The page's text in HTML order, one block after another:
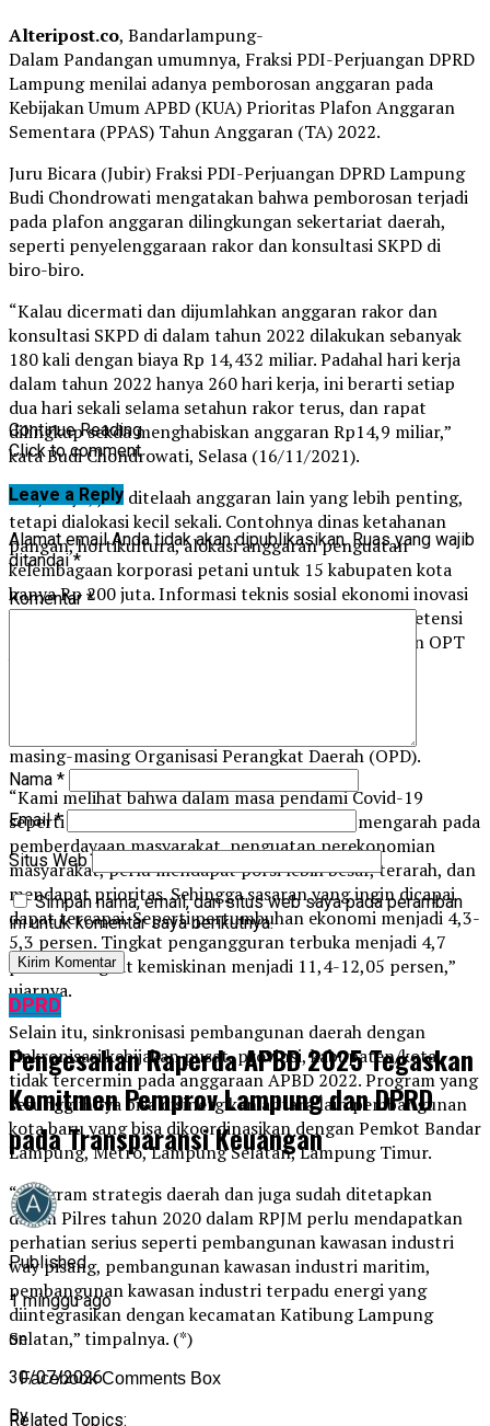
Alteripost.co, Bandarlampung-
Dalam Pandangan umumnya, Fraksi PDI-Perjuangan DPRD
Lampung menilai adanya pemborosan anggaran pada
Kebijakan Umum APBD (KUA) Prioritas Plafon Anggaran
Sementara (PPAS) Tahun Anggaran (TA) 2022.
Juru Bicara (Jubir) Fraksi PDI-Perjuangan DPRD Lampung
Budi Chondrowati mengatakan bahwa pemborosan terjadi
pada plafon anggaran dilingkungan sekertariat daerah,
seperti penyelenggaraan rakor dan konsultasi SKPD di
biro-biro.
“Kalau dicermati dan dijumlahkan anggaran rakor dan
konsultasi SKPD di dalam tahun 2022 dilakukan sebanyak
180 kali dengan biaya Rp 14,432 miliar. Padahal hari kerja
dalam tahun 2022 hanya 260 hari kerja, ini berarti setiap
dua hari sekali selama setahun rakor terus, dan rapat
dilingkup sekda menghabiskan anggaran Rp14,9 miliar,”
kata Budi Chondrowati, Selasa (16/11/2021).
Lanjutnya, jika ditelaah anggaran lain yang lebih penting,
tetapi dialokasi kecil sekali. Contohnya dinas ketahanan
pangan, hortikultura, alokasi anggaran penguatan
kelembagaan korporasi petani untuk 15 kabupaten kota
hanya Rp 200 juta. Informasi teknis sosial ekonomi inovasi
pertanian hanya Rp 250 juta. Pengembangan kompetensi
penyuluh pertanian hanya Rp150 juta. Pengendalian OPT
masing-masing Organisasi Perangkat Daerah (OPD).
“Kami melihat bahwa dalam masa pendami Covid-19
seperti saat ini, program dan kegiatan yang mengarah pada
pemberdayaan masyarakat, penguatan perekonomian
masyarakat, perlu mendapat porsi lebih besar, terarah, dan
mendapat prioritas. Sehingga sasaran yang ingin dicapai
dapat tercapai. Seperti pertumbuhan ekonomi menjadi 4,3-
5,3 persen. Tingkat pengangguran terbuka menjadi 4,7
persen. Tingkat kemiskinan menjadi 11,4-12,05 persen,”
ujarnya.
Selain itu, sinkronisasi pembangunan daerah dengan
sinkronisasi kebijakan pusat, provinsi, kabupaten/kota,
tidak tercermin pada anggaraan APBD 2022. Program yang
sesungguhnya bisa disinergikan antara lain pembangunan
kota baru yang bisa dikoordinasikan dengan Pemkot Bandar
Lampung, Metro, Lampung Selatan, Lampung Timur.
“Program strategis daerah dan juga sudah ditetapkan
dalam Pilres tahun 2020 dalam RPJM perlu mendapatkan
perhatian serius seperti pembangunan kawasan industri
way pisang, pembangunan kawasan industri maritim,
pembangunan kawasan industri terpadu energi yang
diintegrasikan dengan kecamatan Katibung Lampung
Selatan,” timpalnya. (*)
Facebook Comments Box
Related Topics:
Continue Reading
Click to comment
Leave a Reply
Alamat email Anda tidak akan dipublikasikan. Ruas yang wajib
ditandai*
Komentar *
Nama *
Email*
Situs Web
Simpan nama, email, dan situs web saya pada peramban
ini untuk komentar saya berikutnya.
DPRD
Pengesahan Raperda APBD 2025 Tegaskan
Komitmen Pemprov Lampung dan DPRD
pada Transparansi Keuangan
Published
1 minggu ago
on
30/07/2026
By